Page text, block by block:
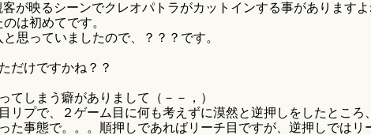
が映るシーンでクレオパトラがカットインする事があります
は初めてです。
思っていましたので、？？？です。
だけですかね？？
てしまう癖がありまして（－－，）
リプで、２ゲーム目に何も考えずに漠然と逆押しをしたとこ
た事態で。。。順押しであればリーチ目ですが、逆押しでは